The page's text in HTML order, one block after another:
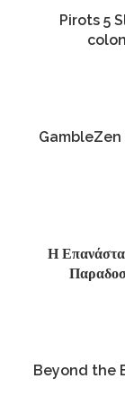
Pirots 5
Η
Beyond the